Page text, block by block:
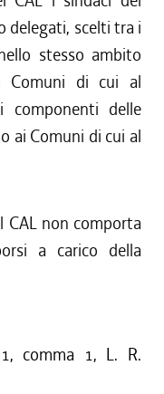
delegati, scelti tra i
stesso ambito
Comuni di cui al
delle
ai Comuni di cui al
CAL non comporta
a carico della
comma 1, L. R.